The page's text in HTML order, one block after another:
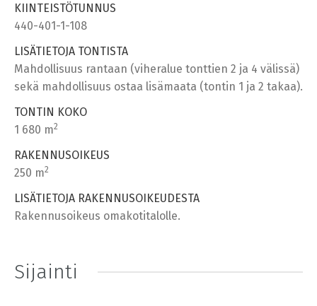
KIINTEISTÖTUNNUS
440-401-1-108
LISÄTIETOJA TONTISTA
Mahdollisuus rantaan (viheralue tonttien 2 ja 4 välissä)
sekä mahdollisuus ostaa lisämaata (tontin 1 ja 2 takaa).
TONTIN KOKO
1 680 m2
RAKENNUSOIKEUS
250 m2
LISÄTIETOJA RAKENNUSOIKEUDESTA
Rakennusoikeus omakotitalolle.
Sijainti